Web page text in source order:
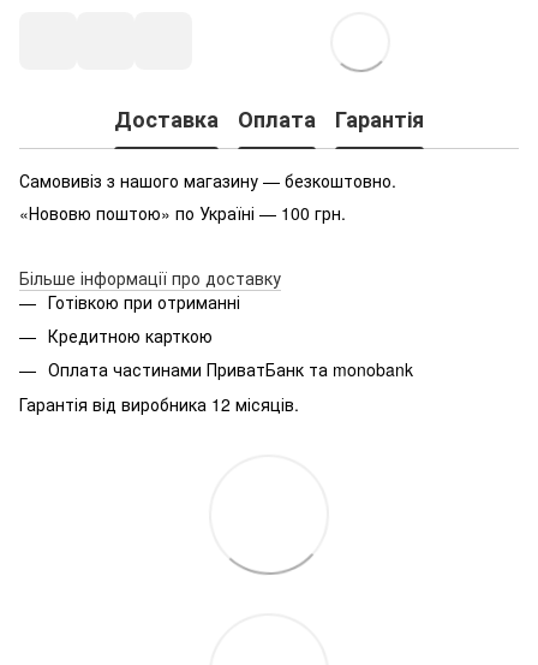
Доставка Оплата Гарантія
Самовивіз з нашого магазину — безкоштовно.
«Нововю поштою» по Україні — 100 грн.
Більше інформації про доставку
Готівкою при отриманні
Кредитною карткою
Оплата частинами ПриватБанк та monobank
Гарантія від виробника 12 місяців.